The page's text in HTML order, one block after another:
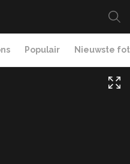
Populair Nieuwste